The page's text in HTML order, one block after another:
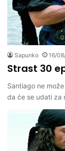
Sapunko 16/
Strast 30
Santiago ne
da će se udati za